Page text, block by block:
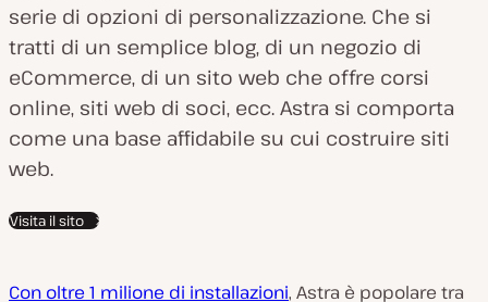
serie di opzioni di personalizzazione. Che si
tratti di un semplice blog, di un negozio di
eCommerce, di un sito web che offre corsi
online, siti web di soci, ecc. Astra si comporta
come una base affidabile su cui costruire siti
web.
Visita il sito
Con oltre 1 milione di installazioni, Astra è popolare tra